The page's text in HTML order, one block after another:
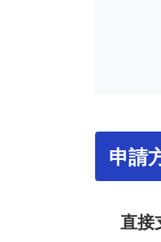
申請
直接